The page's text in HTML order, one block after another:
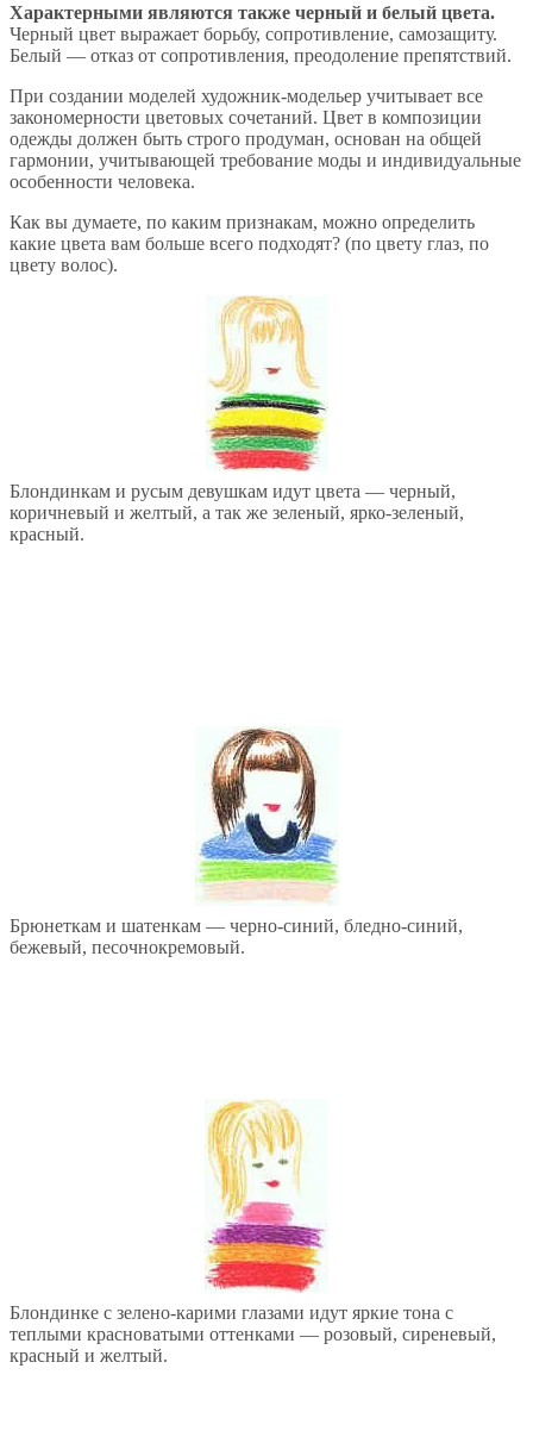
Характерными являются также черный и белый цвета.
Черный цвет выражает борьбу, сопротивление, самозащиту.
Белый — отказ от сопротивления, преодоление препятствий.
При создании моделей художник-модельер учитывает все
закономерности цветовых сочетаний. Цвет в композиции
одежды должен быть строго продуман, основан на общей
гармонии, учитывающей требование моды и индивидуальные
особенности человека.
Как вы думаете, по каким признакам, можно определить
какие цвета вам больше всего подходят? (по цвету глаз, по
цвету волос).
Блондинкам и русым девушкам идут цвета — черный,
коричневый и желтый, а так же зеленый, ярко-зеленый,
красный.
Брюнеткам и шатенкам — черно-синий, бледно-синий,
бежевый, песочнокремовый.
Блондинке с зелено-карими глазами идут яркие тона с
теплыми красноватыми оттенками — розовый, сиреневый,
красный и желтый.